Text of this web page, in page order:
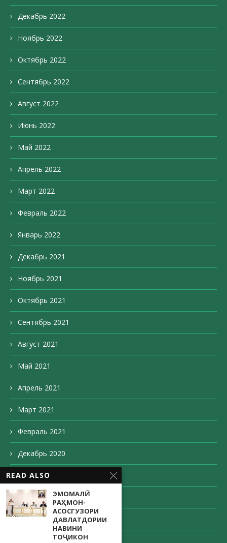
Декабрь 2022
Ноябрь 2022
Октябрь 2022
Сентябрь 2022
Август 2022
Июнь 2022
Май 2022
Апрель 2022
Март 2022
Февраль 2022
Январь 2022
Декабрь 2021
Ноябрь 2021
Октябрь 2021
Сентябрь 2021
Август 2021
Май 2021
Апрель 2021
Март 2021
Февраль 2021
Декабрь 2020
Ноябрь 2020
Октябрь 2020
Сентябрь 2020
Август 2020
READ ALSO
ЭМОМАЛӢ
РАҲМОН-
АСОСГУЗОРИ
ДАВЛАТДОРИИ
НАВИНИ
ТОҶИКОН